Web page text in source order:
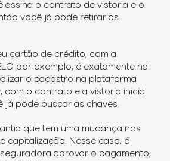
assina o contrato de vistoria e o
você já pode retirar as
cartão de crédito, com a
por exemplo, é exatamente na
o cadastro na plataforma
com o contrato e a vistoria inicial
já pode buscar as chaves.
que tem uma mudança nos
capitalização. Nesse caso, é
aprovar o pagamento,